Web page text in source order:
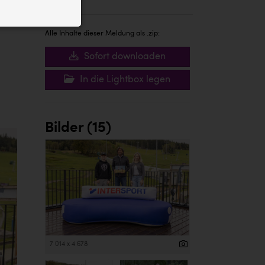
Alle Inhalte dieser Meldung als .zip:
Sofort downloaden
In die Lightbox legen
Bilder (15)
7 014 x 4 678
Website